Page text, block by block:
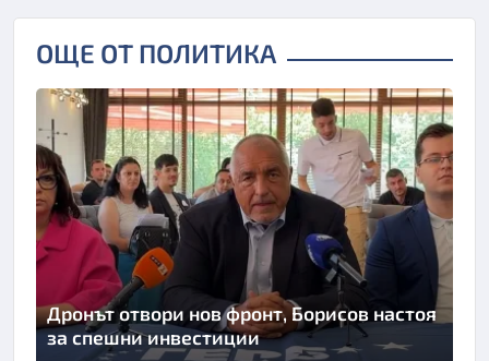
ОЩЕ ОТ ПОЛИТИКА
Дронът отвори нов фронт, Борисов настоя
за спешни инвестиции